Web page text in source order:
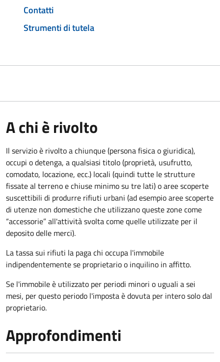
Contatti
Strumenti di tutela
A chi è rivolto
Il servizio è rivolto a chiunque (persona fisica o giuridica),
occupi o detenga, a qualsiasi titolo (proprietà, usufrutto,
comodato, locazione, ecc.) locali (quindi tutte le strutture
fissate al terreno e chiuse minimo su tre lati) o aree scoperte
suscettibili di produrre rifiuti urbani (ad esempio aree scoperte
di utenze non domestiche che utilizzano queste zone come
“accessorie” all'attività svolta come quelle utilizzate per il
deposito delle merci).
La tassa sui rifiuti la paga chi occupa l'immobile
indipendentemente se proprietario o inquilino in affitto.
Se l'immobile è utilizzato per periodi minori o uguali a sei
mesi, per questo periodo l'imposta è dovuta per intero solo dal
proprietario.
Approfondimenti